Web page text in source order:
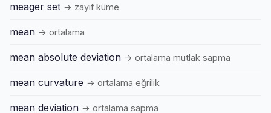
meager set → zayıf küme
mean → ortalama
mean absolute deviation → ortalama mutlak sapma
mean curvature → ortalama eğrilik
mean deviation → ortalama sapma